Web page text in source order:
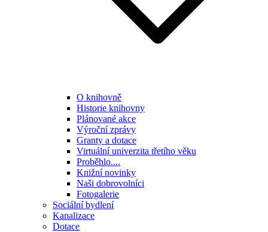
O knihovně
Historie knihovny
Plánované akce
Výroční zprávy
Granty a dotace
Virtuální univerzita třetího věku
Proběhlo....
Knižní novinky
Naši dobrovolníci
Fotogalerie
Sociální bydlení
Kanalizace
Dotace